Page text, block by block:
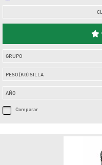
GRUPO
PESO (KG) SILLA
AÑO
Comparar